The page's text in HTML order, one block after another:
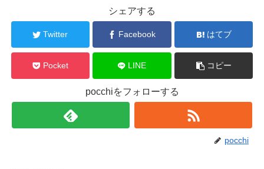
シェアする
Twitter Facebook はてブ
Pocket LINE コピー
pocchiをフォローする
pocchi